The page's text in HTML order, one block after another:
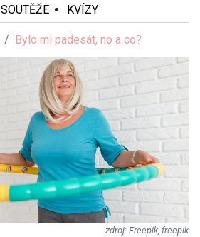
SOUTĚŽE
KVÍZY
Bylo mi padesát, no a co?
Freepik, freepik